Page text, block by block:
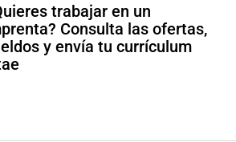
trabajar en un
Consulta las ofertas,
y envía tu currículum